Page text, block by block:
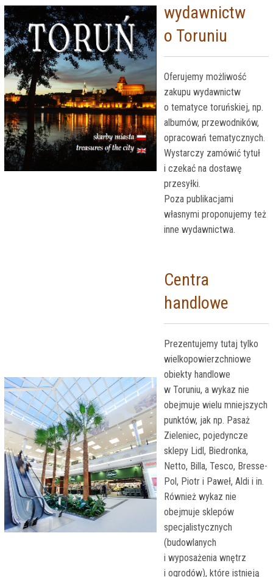
wydawnictw
o Toruniu
Oferujemy możliwość
zakupu wydawnictw
o tematyce toruńskiej, np.
albumów, przewodników,
opracowań tematycznych.
Wystarczy zamówić tytuł
i czekać na dostawę
przesyłki.
Poza publikacjami
własnymi proponujemy też
inne wydawnictwa.
Centra
handlowe
Prezentujemy tutaj tylko
wielkopowierzchniowe
obiekty handlowe
w Toruniu, a wykaz nie
obejmuje wielu mniejszych
punktów, jak np. Pasaż
Zieleniec, pojedyncze
sklepy Lidl, Biedronka,
Netto, Billa, Tesco, Bresse-
Pol, Piotr i Paweł, Aldi i in.
Również wykaz nie
obejmuje sklepów
specjalistycznych
(budowlanych
i wyposażenia wnętrz
i ogrodów), które istnieją